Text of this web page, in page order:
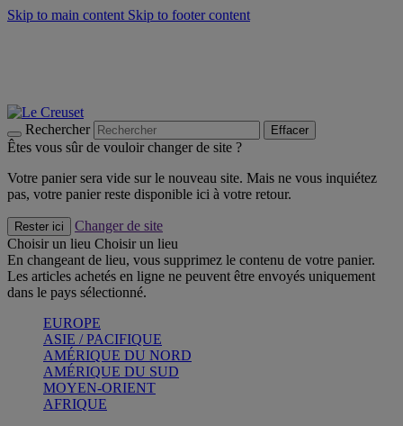
Skip to main content Skip to footer content
Rechercher Effacer
Êtes vous sûr de vouloir changer de site ?
Votre panier sera vide sur le nouveau site. Mais ne vous inquiétez
pas, votre panier reste disponible ici à votre retour.
Rester ici
Changer de site
Choisir un lieu Choisir un lieu
En changeant de lieu, vous supprimez le contenu de votre panier.
Les articles achetés en ligne ne peuvent être envoyés uniquement
dans le pays sélectionné.
EUROPE
ASIE / PACIFIQUE
AMÉRIQUE DU NORD
AMÉRIQUE DU SUD
MOYEN-ORIENT
AFRIQUE